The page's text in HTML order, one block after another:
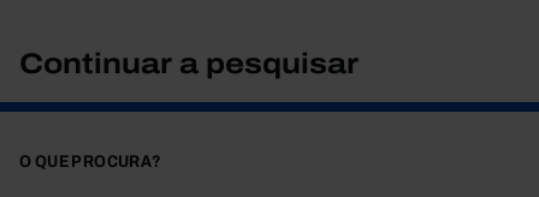
Continuar a pesquisar
O QUE PROCURA?